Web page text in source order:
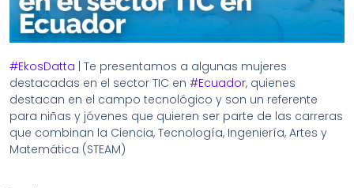
#EkosDatta | Te presentamos a algunas mujeres
destacadas en el sector TIC en #Ecuador, quienes
destacan en el campo tecnológico y son un referente
para niñas y jóvenes que quieren ser parte de las carreras
que combinan la Ciencia, Tecnología, Ingeniería, Artes y
Matemática (STEAM)